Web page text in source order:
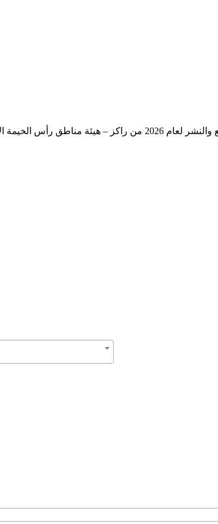
رأس الخيمة الاقتصادية – حكومة رأس الخيمة